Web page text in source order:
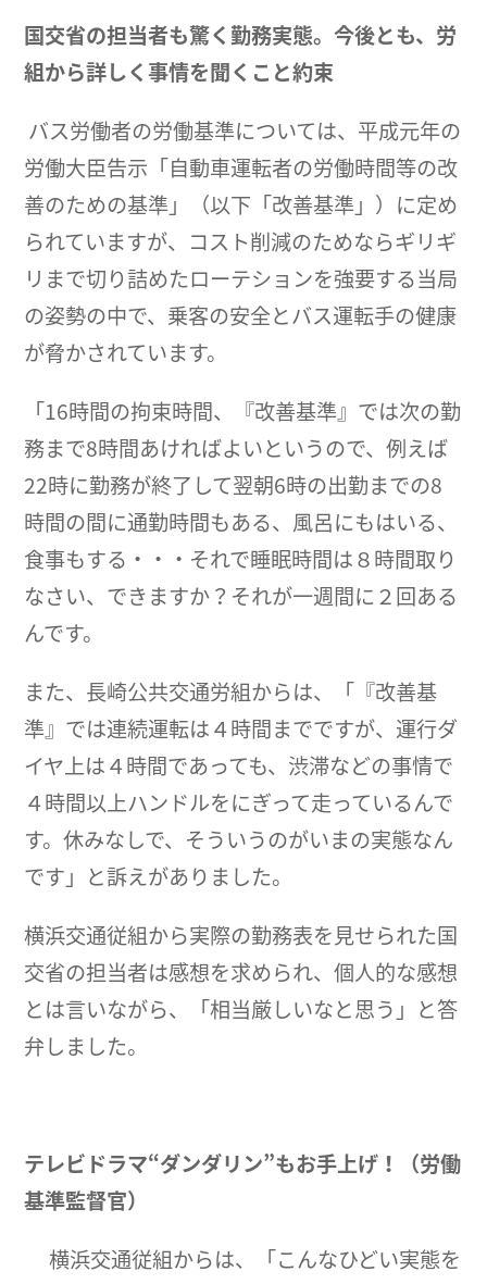
国交省の担当者も驚く勤務実態。今後とも、労
組から詳しく事情を聞くこと約束
バス労働者の労働基準については、平成元年の
労働大臣告示「自動車運転者の労働時間等の改
善のための基準」（以下「改善基準」）に定め
られていますが、コスト削減のためならギリギ
リまで切り詰めたローテションを強要する当局
の姿勢の中で、乗客の安全とバス運転手の健康
が脅かされています。
「16時間の拘束時間、『改善基準』では次の勤
務まで8時間あければよいというので、例えば
22時に勤務が終了して翌朝6時の出勤までの8
時間の間に通勤時間もある、風呂にもはいる、
食事もする・・・それで睡眠時間は８時間取り
なさい、できますか？それが一週間に２回ある
んです。
また、長崎公共交通労組からは、「『改善基
準』では連続運転は４時間までですが、運行ダ
イヤ上は４時間であっても、渋滞などの事情で
４時間以上ハンドルをにぎって走っているんで
す。休みなしで、そういうのがいまの実態なん
です」と訴えがありました。
横浜交通従組から実際の勤務表を見せられた国
交省の担当者は感想を求められ、個人的な感想
とは言いながら、「相当厳しいなと思う」と答
弁しました。
テレビドラマ“ダンダリン”もお手上げ！
（労働
基準監督官）
横浜交通従組からは、「こんなひどい実態を